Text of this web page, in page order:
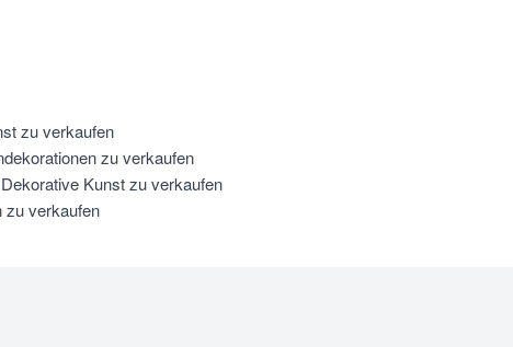
zu verkaufen
zu verkaufen
Kunst zu verkaufen
zu verkaufen